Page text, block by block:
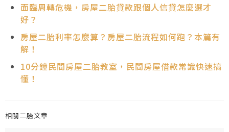
面臨周轉危機，房屋二胎貸款跟個人信貸怎麼選才
好？
房屋二胎利率怎麼算？房屋二胎流程如何跑？本篇有
解！
10分鐘民間房屋二胎教室，民間房屋借款常識快速搞
懂！
相關二胎文章